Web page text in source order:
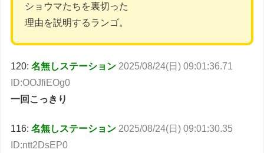
ショウマたちを裏切った
理由を説明するランゴ。
120:名無しステーション 2025/08/24(日) 09:01:36.71
ID:OOJfiEOg0
一回こっきり
116:名無しステーション 2025/08/24(日) 09:01:30.35
ID:ntt2DsEP0